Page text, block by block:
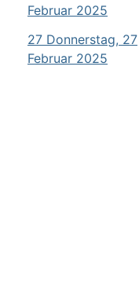
Februar 2025
27 Donnerstag, 27
Februar 2025